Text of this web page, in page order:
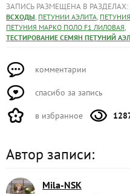
ЗАПИСЬ РАЗМЕЩЕНА В РАЗДЕЛАХ:
ВСХОДЫ, ПЕТУНИИ АЭЛИТА,
ПЕТУНИЯ МАРКО ПОЛО F1 ЛИЛОВАЯ,
ТЕСТИРОВАНИЕ СЕМЯН ПЕТУНИЙ
комментарии
спасибо за запись
в избранное
Автор записи:
Mila-NSK